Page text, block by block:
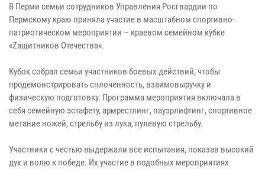
В Перми семьи сотрудников Управления Росгвардии по
Пермскому краю приняла участие в масштабном спортивно-
патриотическом мероприятии – краевом семейном кубке
«Zащитников Отечества».
Кубок собрал семьи участников боевых действий, чтобы
продемонстрировать сплоченность, взаимовыручку и
физическую подготовку. Программа мероприятия включала в
себя семейную эстафету, армрестлинг, пауэрлифтинг, спортивное
метание ножей, стрельбу из лука, пулевую стрельбу.
Участники с честью выдержали все испытания, показав высокий
дух и волю к победе. Их участие в подобных мероприятиях